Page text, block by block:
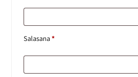
Salasana*